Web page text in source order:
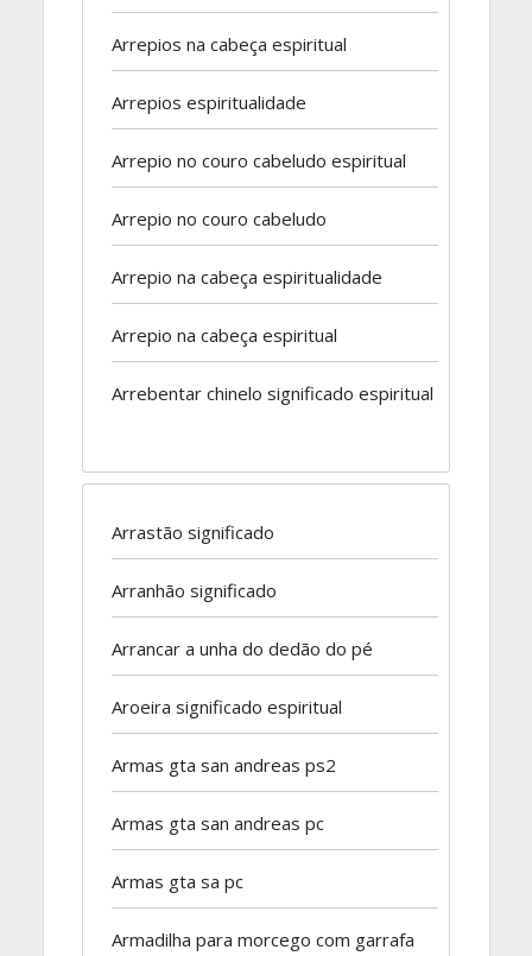
Arrepios na cabeça espiritual
Arrepios espiritualidade
Arrepio no couro cabeludo espiritual
Arrepio no couro cabeludo
Arrepio na cabeça espiritualidade
Arrepio na cabeça espiritual
Arrebentar chinelo significado espiritual
Arrastão significado
Arranhão significado
Arrancar a unha do dedão do pé
Aroeira significado espiritual
Armas gta san andreas ps2
Armas gta san andreas pc
Armas gta sa pc
Armadilha para morcego com garrafa